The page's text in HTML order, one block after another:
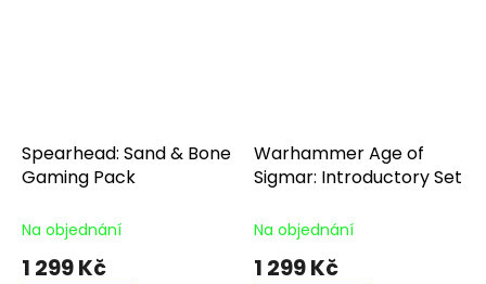
Spearhead: Sand & Bone
Gaming Pack
Na objednání
1 299 Kč
Warhammer Age of
Sigmar: Introductory Set
Na objednání
1 299 Kč